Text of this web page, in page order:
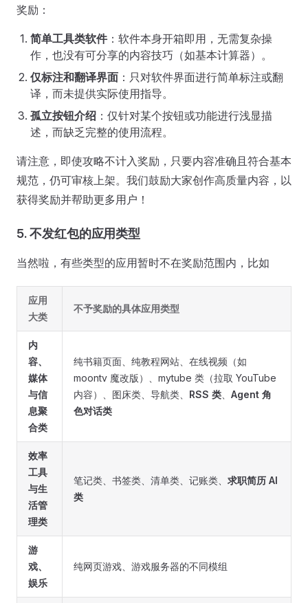
奖励：
简单工具类软件：软件本身开箱即用，无需复杂操
作，也没有可分享的内容技巧（如基本计算器）。
仅标注和翻译界面 ：只对软件界面进行简单标注或翻
译，而未提供实际使用指导。
孤立按钮介绍 ：仅针对某个按钮或功能进行浅显描
述，而缺乏完整的使用流程。
请注意，即使攻略不计入奖励，只要内容准确且符合基本
规范，仍可审核上架。我们鼓励大家创作高质量内容，以
获得奖励并帮助更多用户！
5. 不发红包的应用类型
当然啦，有些类型的应用暂时不在奖励范围内，比如
应用
大类
不予奖励的具体应用类型
内
容、
媒体
与信
息聚
合类
纯书籍页面、纯教程网站、在线视频（如
moontv 魔改版）、mytube 类（拉取 YouTube
内容）、图床类、导航类、 RSS 类
Agent 角
色对话类
效率
工具
与生
活管
理类
笔记类、书签类、清单类、记账类、 求职简历 AI
类
游
戏、
娱乐
纯网页游戏、游戏服务器的不同模组